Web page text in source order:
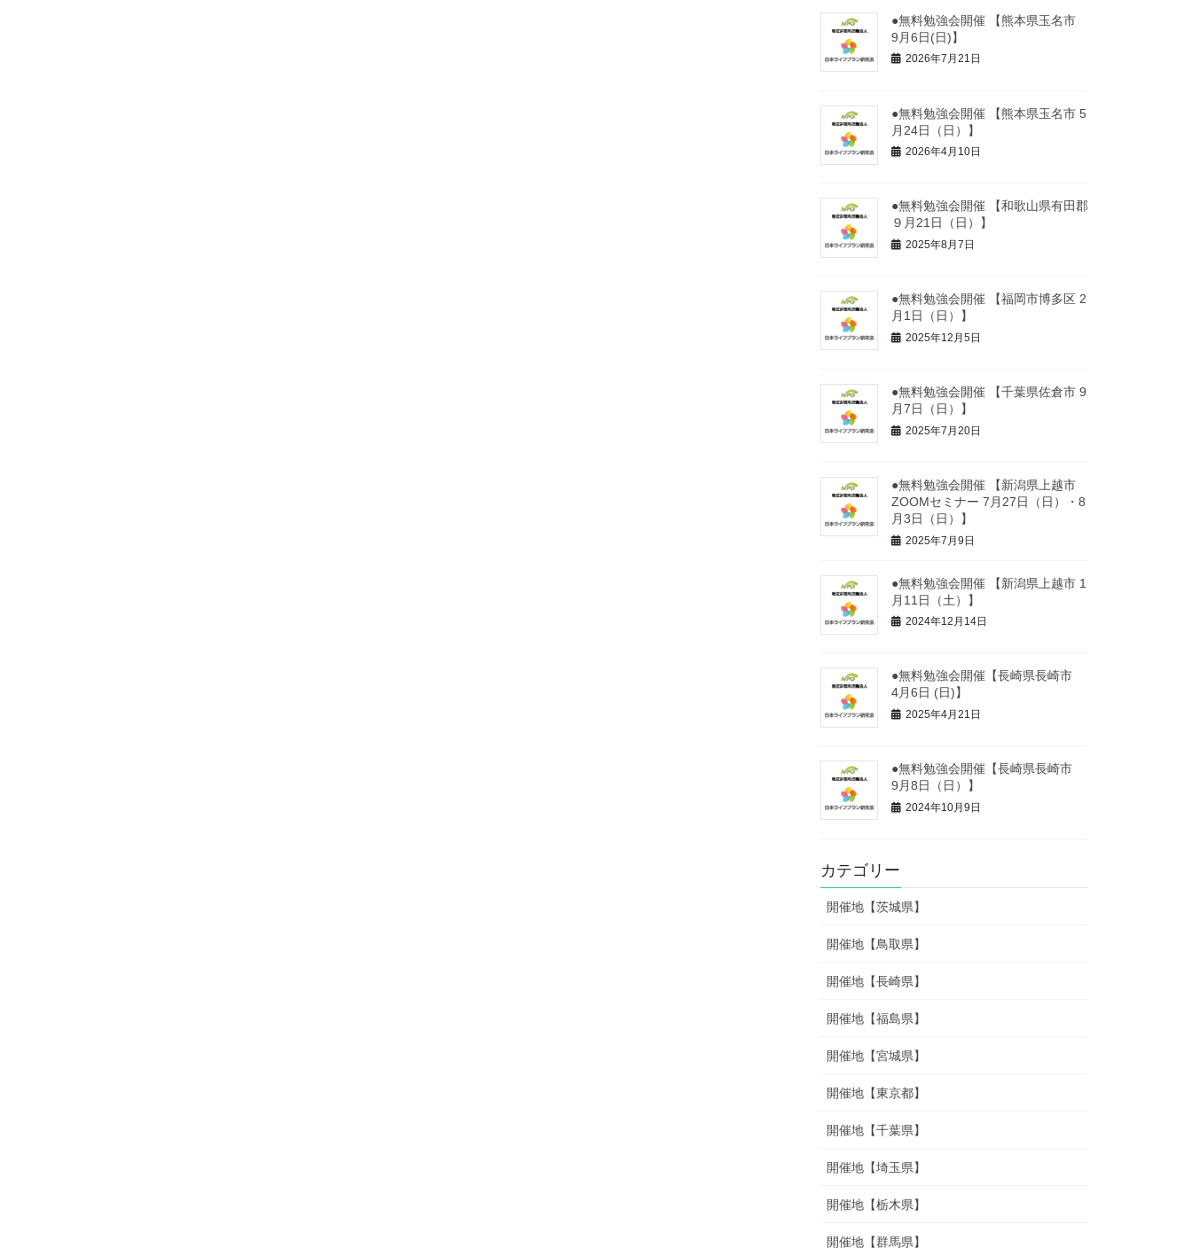
●無料勉強会開催 【熊本県玉名市
9月6日(日)】
2026年7月21日
●無料勉強会開催 【熊本県玉名市 5
月24日（日）】
2026年4月10日
●無料勉強会開催 【和歌山県有田郡
９月21日（日）】
2025年8月7日
●無料勉強会開催 【福岡市博多区 2
月1日（日）】
2025年12月5日
●無料勉強会開催 【千葉県佐倉市 9
月7日（日）】
2025年7月20日
●無料勉強会開催 【新潟県上越市
ZOOMセミナー 7月27日（日）・8
月3日（日）】
2025年7月9日
●無料勉強会開催 【新潟県上越市 1
月11日（土）】
2024年12月14日
●無料勉強会開催【長崎県長崎市
4月6日 (日)】
2025年4月21日
●無料勉強会開催【長崎県長崎市
9月8日（日）】
2024年10月9日
カテゴリー
開催地【茨城県】
開催地【鳥取県】
開催地【長崎県】
開催地【福島県】
開催地【宮城県】
開催地【東京都】
開催地【千葉県】
開催地【埼玉県】
開催地【栃木県】
開催地【群馬県】